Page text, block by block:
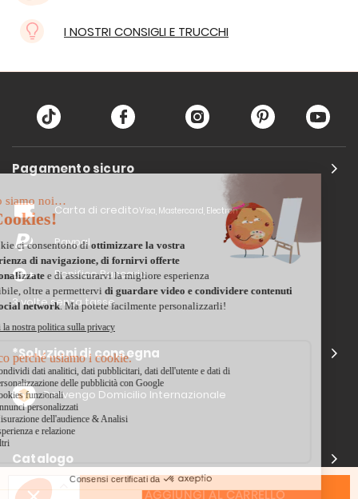
AGGIUNGI AL CARRELLO
I NOSTRI CONSIGLI E TRUCCHI
Pagamento sicuro
Carta di creditoVisa, Mastercard, Electron
Paypal
Bonifico Bancario
3 volte senza tasse
*Soluzioni di consegna
Delivengo Domicilio Internazionale
Catalogo